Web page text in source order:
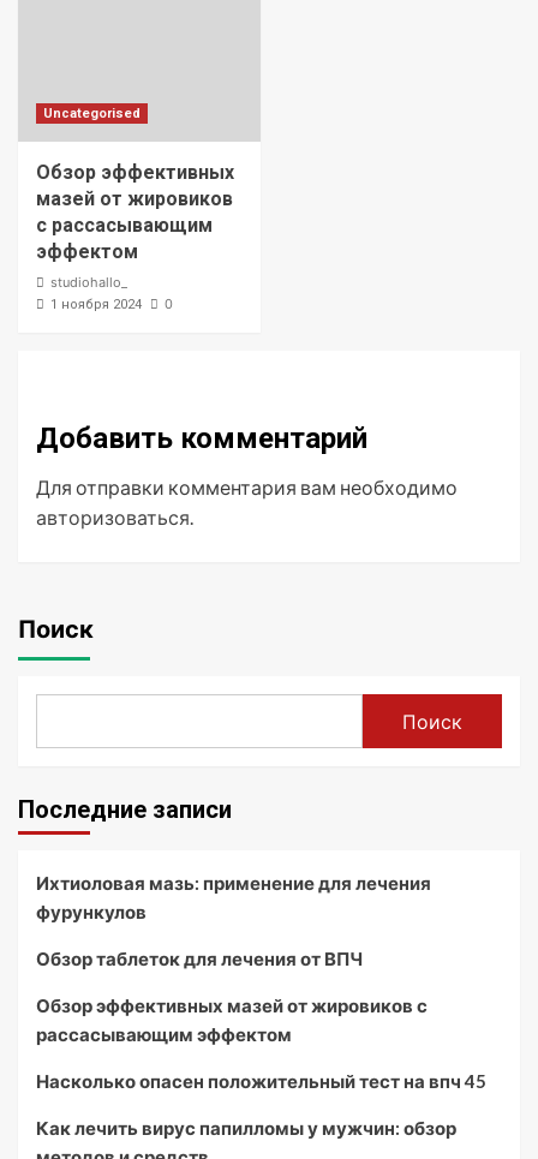
Uncategorised
Обзор эффективных
мазей от жировиков
с рассасывающим
эффектом
studiohallo_
1 ноября 2024 0
Добавить комментарий
Для отправки комментария вам необходимо
авторизоваться.
Поиск
Поиск
Последние записи
Ихтиоловая мазь: применение для лечения
фурункулов
Обзор таблеток для лечения от ВПЧ
Обзор эффективных мазей от жировиков с
рассасывающим эффектом
Насколько опасен положительный тест на впч 45
Как лечить вирус папилломы у мужчин: обзор